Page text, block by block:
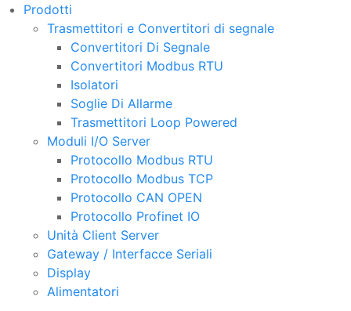
Prodotti
Trasmettitori e Convertitori di segnale
Convertitori Di Segnale
Convertitori Modbus RTU
Isolatori
Soglie Di Allarme
Trasmettitori Loop Powered
Moduli I/O Server
Protocollo Modbus RTU
Protocollo Modbus TCP
Protocollo CAN OPEN
Protocollo Profinet IO
Unità Client Server
Gateway / Interfacce Seriali
Display
Alimentatori